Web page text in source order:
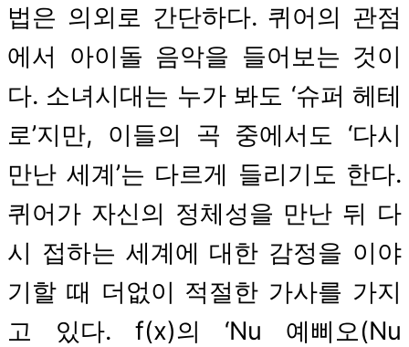
법은 의외로 간단하다. 퀴어의 관점
에서 아이돌 음악을 들어보는 것이
다. 소녀시대는 누가 봐도 ‘슈퍼 헤테
로’지만, 이들의 곡 중에서도 ‘다시
만난 세계’는 다르게 들리기도 한다.
퀴어가 자신의 정체성을 만난 뒤 다
시 접하는 세계에 대한 감정을 이야
기할 때 더없이 적절한 가사를 가지
고 있다. f(x)의 ‘Nu 예삐오(Nu